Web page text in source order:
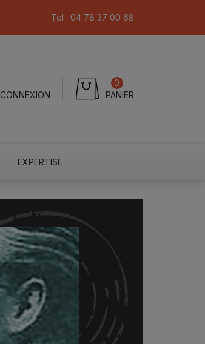
Tel : 04 78 37 00 68
CONNEXION PANIER
0
EXPERTISE